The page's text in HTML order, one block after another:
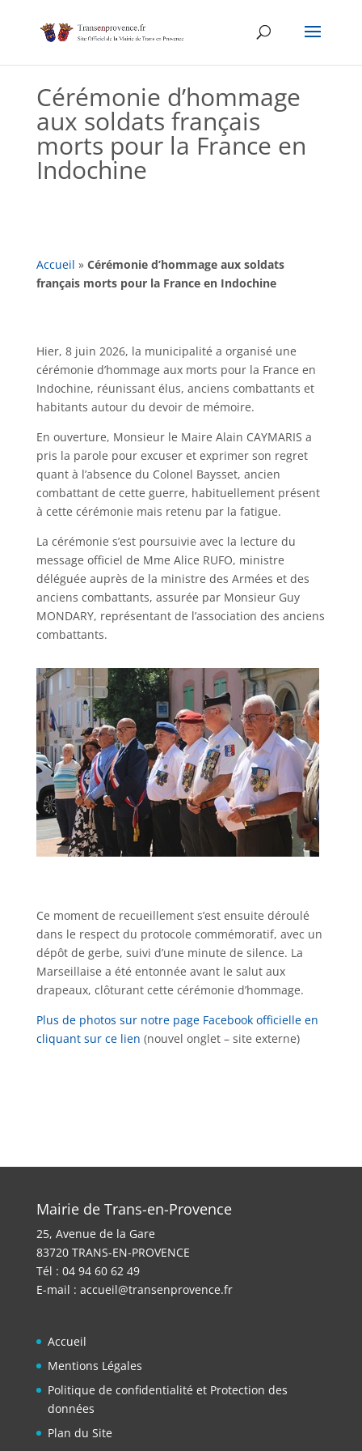
content
Cérémonie d’hommage
aux soldats français
morts pour la France en
Indochine
Accueil » Cérémonie d’hommage aux soldats
français morts pour la France en Indochine
Hier, 8 juin 2026, la municipalité a organisé une
cérémonie d’hommage aux morts pour la France en
Indochine, réunissant élus, anciens combattants et
habitants autour du devoir de mémoire.
En ouverture, Monsieur le Maire Alain CAYMARIS a
pris la parole pour excuser et exprimer son regret
quant à l’absence du Colonel Baysset, ancien
combattant de cette guerre, habituellement présent
à cette cérémonie mais retenu par la fatigue.
La cérémonie s’est poursuivie avec la lecture du
message officiel de Mme Alice RUFO, ministre
déléguée auprès de la ministre des Armées et des
anciens combattants, assurée par Monsieur Guy
MONDARY, représentant de l’association des anciens
combattants.
Ce moment de recueillement s’est ensuite déroulé
dans le respect du protocole commémoratif, avec un
dépôt de gerbe, suivi d’une minute de silence. La
Marseillaise a été entonnée avant le salut aux
drapeaux, clôturant cette cérémonie d’hommage.
Plus de photos sur notre page Facebook officielle en
cliquant sur ce lien (nouvel onglet – site externe)
Mairie de Trans-en-Provence
25, Avenue de la Gare
83720 TRANS-EN-PROVENCE
Tél : 04 94 60 62 49
E-mail : accueil@transenprovence.fr
Accueil
Mentions Légales
Politique de confidentialité et Protection des
données
Plan du Site